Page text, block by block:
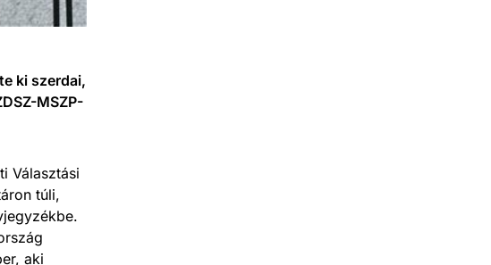
ki szerdai,
MSZP-
Választási
túli,
aki